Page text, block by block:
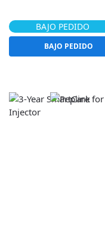
BAJO PEDIDO
BAJO PEDIDO